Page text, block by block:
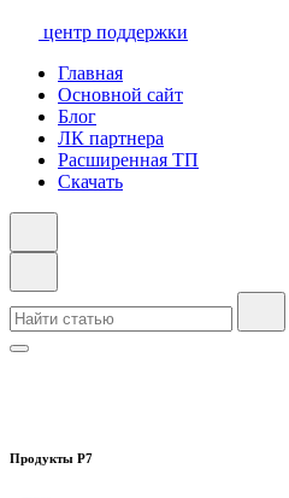
центр поддержки
Главная
Основной сайт
Блог
ЛК партнера
Расширенная ТП
Скачать
Продукты Р7